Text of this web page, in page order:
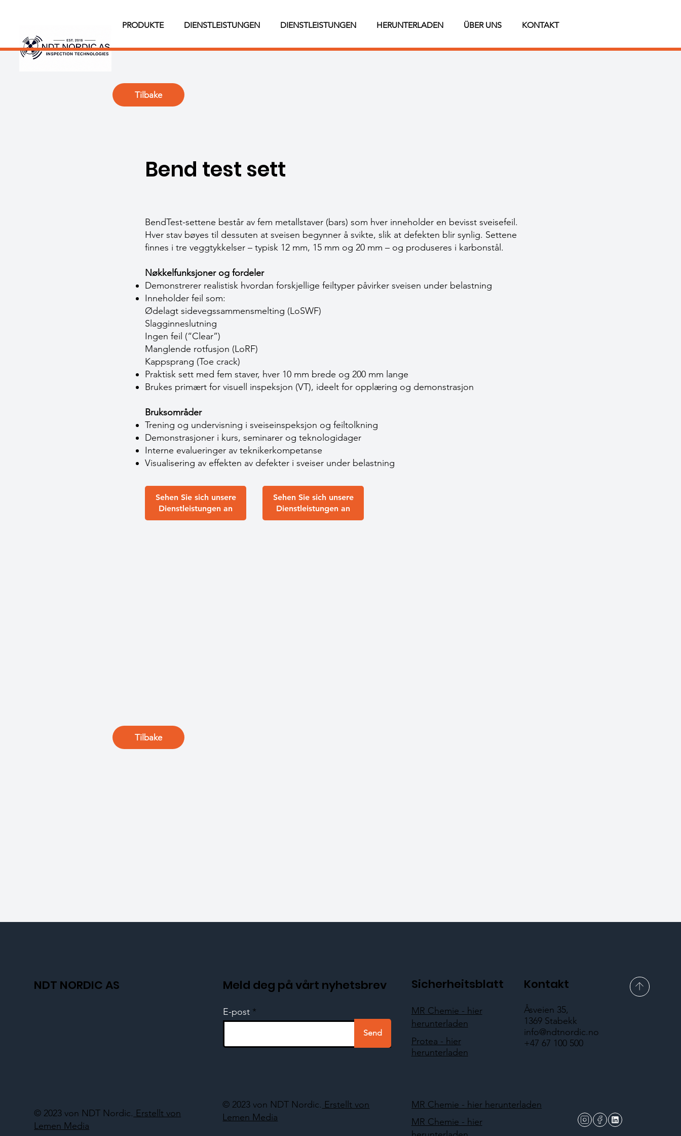
PRODUKTE DIENSTLEISTUNGEN HERUNTERLADEN ÜBER UNS KONTAKT
DIENSTLEISTUNGEN
Tilbake
Bend test sett
BendTest-settene består av fem metallstaver (bars) som hver inneholder en bevisst sveisefeil.
Hver stav bøyes til dessuten at sveisen begynner å svikte, slik at defekten blir synlig. Settene
finnes i tre veggtykkelser – typisk 12 mm, 15 mm og 20 mm – og produseres i karbonstål.
Nøkkelfunksjoner og fordeler
Demonstrerer realistisk hvordan forskjellige feiltyper påvirker sveisen under belastning
Inneholder feil som:
Ødelagt sidevegssammensmelting (LoSWF)
Slagginneslutning
Ingen feil (“Clear”)
Manglende rotfusjon (LoRF)
Kappsprang (Toe crack)
Praktisk sett med fem staver, hver 10 mm brede og 200 mm lange
Brukes primært for visuell inspeksjon (VT), ideelt for opplæring og demonstrasjon
Bruksområder
Trening og undervisning i sveiseinspeksjon og feiltolkning
Demonstrasjoner i kurs, seminarer og teknologidager
Interne evalueringer av teknikerkompetanse
Visualisering av effekten av defekter i sveiser under belastning
Sehen Sie sich unsere
Dienstleistungen an
Sehen Sie sich unsere
Dienstleistungen an
Tilbake
NDT NORDIC AS Sicherheitsblatt
MR Chemie - hier
herunterladen
Protea - hier
herunterladen
Kontakt
Åsveien 35,
1369 Stabekk
info@ndtnordic.no
+47 67 100 500
© 2023 von NDT Nordic. Erstellt von
Lemen Media
Meld deg på vårt nyhetsbrev
E-post
Send
© 2023 von NDT Nordic. Erstellt von
Lemen Media
MR Chemie - hier herunterladen
MR Chemie - hier